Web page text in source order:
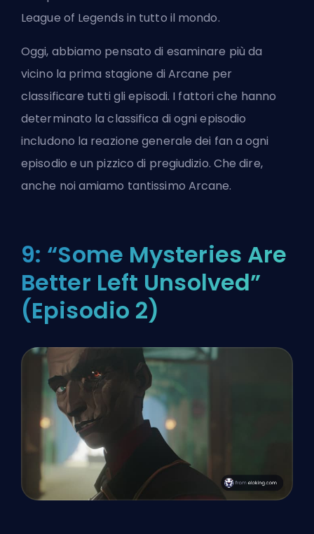
League of Legends in tutto il mondo.
Oggi, abbiamo pensato di esaminare più da
vicino la prima stagione di Arcane per
classificare tutti gli episodi. I fattori che hanno
determinato la classifica di ogni episodio
includono la reazione generale dei fan a ogni
episodio e un pizzico di pregiudizio. Che dire,
anche noi amiamo tantissimo Arcane.
9: “Some Mysteries Are
Better Left Unsolved”
(Episodio 2)